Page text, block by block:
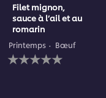
Filet mignon,
sauce à l’ail et au
romarin
Printemps Bœuf
Aucune
évaluation